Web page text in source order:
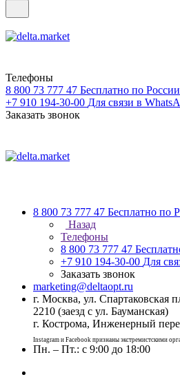
Телефоны
8 800 73 777 47 Бесплатно по России
+7 910 194-30-00 Для связи в
Заказать звонок
8 800 73 777 47 Бесплатно по
Назад
Телефоны
8 800 73 777 47
+7 910 194-30-00 Для
Заказать звонок
marketing@deltaopt.ru
г. Москва, ул. Спартаковская
2210 (заезд с ул. Бауманская)
г. Кострома, Инженерный
Instagram и Facebook признаны экстремистскими
Пн. – Пт.: с 9:00 до 18:00